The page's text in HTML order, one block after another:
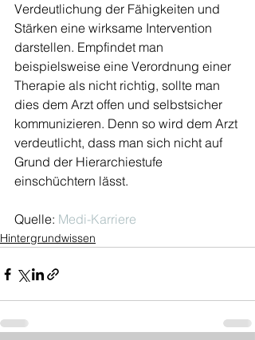
Verdeutlichung der Fähigkeiten und
Stärken eine wirksame Intervention
darstellen. Empfindet man
beispielsweise eine Verordnung einer
Therapie als nicht richtig, sollte man
dies dem Arzt offen und selbstsicher
kommunizieren. Denn so wird dem Arzt
verdeutlicht, dass man sich nicht auf
Grund der Hierarchiestufe
einschüchtern lässt.
Quelle: Medi-Karriere
Hintergrundwissen